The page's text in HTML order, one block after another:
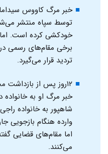
توسط سپاه منتشر
خودکشی کرده است.
برخی مقام‌های رسمی
تردید قرار می‌گیرد.
۱۲روز پس از
خبر مرگ او به
شاهپور به خانواده
وارده هنگام بازجویی
اما مقام‌های قضایی
می‌کنند.